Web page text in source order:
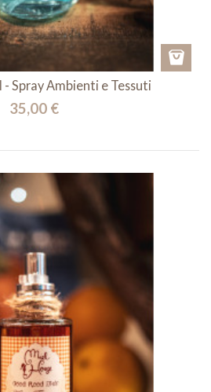
- Spray Ambienti e Tessuti
35,00 €